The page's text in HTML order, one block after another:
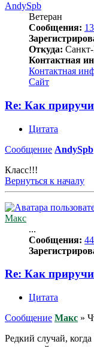
AndySpb
Ветеран
Сообщения:
Откуда:
Контактная
Контактная
Сайт
Re: Как
Цитата
Сообщение AndySpb
Класс!!!
Вернуться к началу
Макс
...
Сообщения:
Re: Как
Цитата
Сообщение Макс »
Редкий случай,